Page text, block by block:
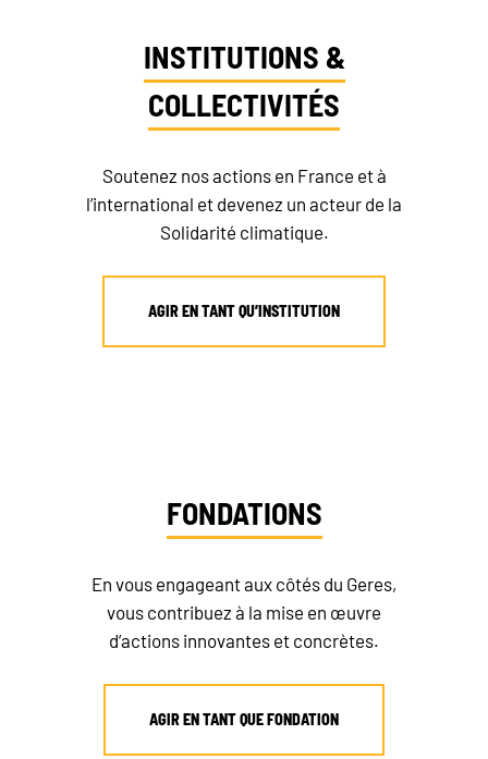
RECRUTEMENT
NEWSLETTER
FAIRE UN DON
INSTITUTIONS &
COLLECTIVITÉS
Soutenez nos actions en France et à
l’international et devenez un acteur de la
Solidarité climatique.
AGIR EN TANT QU’INSTITUTION
FONDATIONS
En vous engageant aux côtés du Geres,
vous contribuez à la mise en œuvre
d’actions innovantes et concrètes.
AGIR EN TANT QUE FONDATION